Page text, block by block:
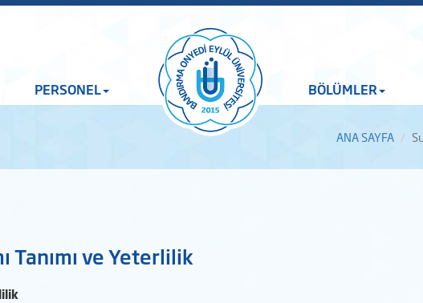
PERSONEL BÖLÜMLER
ANA SAYFA
Tanımı ve Yeterlilik